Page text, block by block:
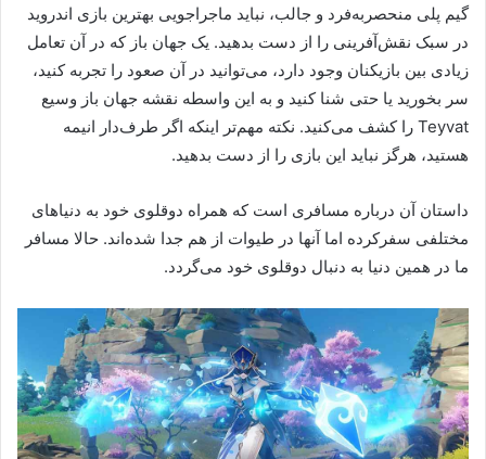
گیم پلی منحصربه‌فرد و جالب، نباید ماجراجویی بهترین بازی اندروید
در سبک نقش‌آفرینی را از دست بدهید. یک جهان باز که در آن تعامل
زیادی بین بازیکنان وجود دارد، می‌توانید در آن صعود را تجربه کنید،
سر بخورید یا حتی شنا کنید و به این واسطه نقشه جهان باز وسیع
Teyvat را کشف می‌کنید. نکته مهم‌تر اینکه اگر طرف‌دار انیمه
هستید، هرگز نباید این بازی را از دست بدهید.
داستان آن درباره مسافری است که همراه دوقلوی خود به دنیاهای
مختلفی سفرکرده اما آنها در طیوات از هم جدا شده‌اند. حالا مسافر
ما در همین دنیا به دنبال دوقلوی خود می‌گردد.